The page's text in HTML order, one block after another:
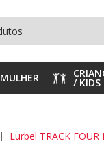
MULHER / KIDS
Lurbel TRACK FOUR